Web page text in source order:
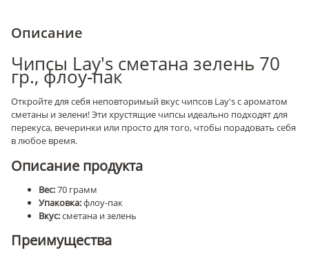
Описание
Чипсы Lay's сметана зелень 70
гр., флоу-пак
Откройте для себя неповторимый вкус чипсов Lay's с ароматом
сметаны и зелени! Эти хрустящие чипсы идеально подходят для
перекуса, вечеринки или просто для того, чтобы порадовать себя
в любое время.
Описание продукта
Вес:70 грамм
Упаковка:флоу-пак
Вкус:сметана и зелень
Преимущества